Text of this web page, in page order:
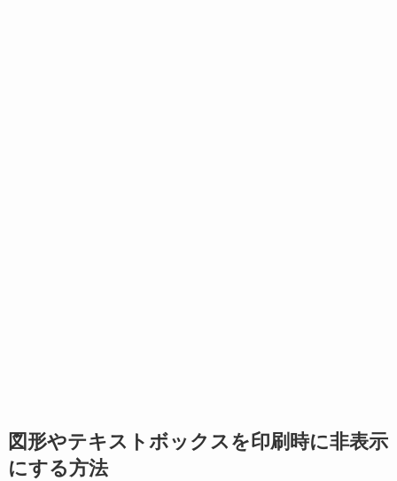
図形やテキストボックスを印刷時に非表示
にする方法